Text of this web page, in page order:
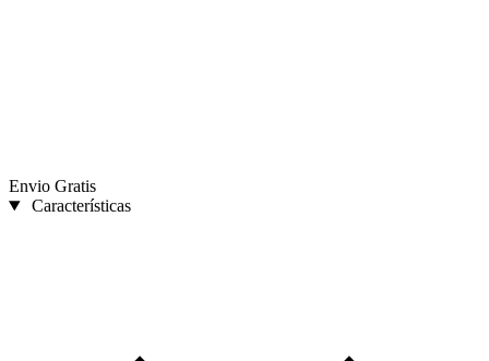
Envio Gratis
Características